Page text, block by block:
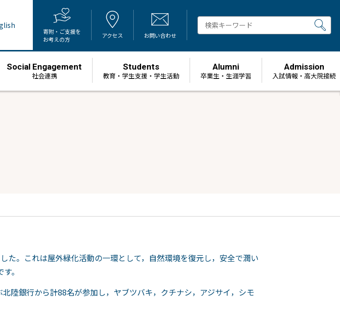
寄附・ご支援を
お考えの方
アクセス お問い合わせ
Social Engagement
社会連携
Students
教育・学生支援・学生活動
Alumni
卒業生・生涯学習
Admission
⼊試情報・高大院接続
。これは屋外緑化活動の一環として，自然環境を復元し，安全で潤い
。
陸銀行から計88名が参加し，ヤブツバキ，クチナシ，アジサイ，シモ